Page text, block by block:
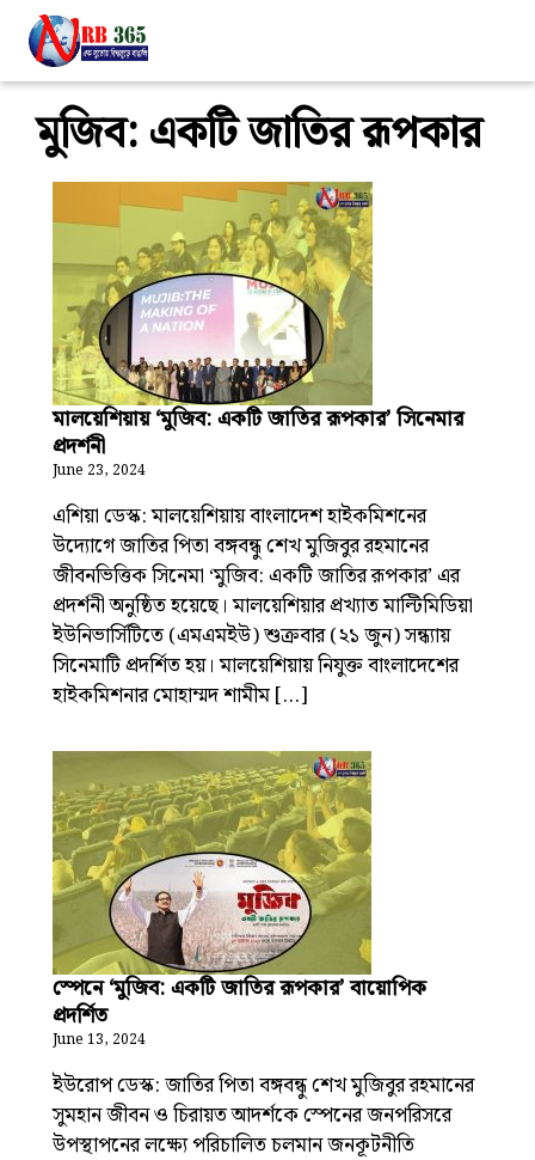
মুজিব: একটি জাতির রূপকার
মালয়েশিয়ায় ‘মুজিব: একটি জাতির রূপকার’ সিনেমার
প্রদর্শনী
June 23, 2024
এশিয়া ডেস্ক: মালয়েশিয়ায় বাংলাদেশ হাইকমিশনের
উদ্যোগে জাতির পিতা বঙ্গবন্ধু শেখ মুজিবুর রহমানের
জীবনভিত্তিক সিনেমা ‘মুজিব: একটি জাতির রূপকার’ এর
প্রদর্শনী অনুষ্ঠিত হয়েছে। মালয়েশিয়ার প্রখ্যাত মাল্টিমিডিয়া
ইউনিভার্সিটিতে (এমএমইউ) শুক্রবার (২১ জুন) সন্ধ্যায়
সিনেমাটি প্রদর্শিত হয়। মালয়েশিয়ায় নিযুক্ত বাংলাদেশের
হাইকমিশনার মোহাম্মদ শামীম […]
স্পেনে ‘মুজিব: একটি জাতির রূপকার’ বায়োপিক
প্রদর্শিত
June 13, 2024
ইউরোপ ডেস্ক: জাতির পিতা বঙ্গবন্ধু শেখ মুজিবুর রহমানের
সুমহান জীবন ও চিরায়ত আদর্শকে স্পেনের জনপরিসরে
উপস্থাপনের লক্ষ্যে পরিচালিত চলমান জনকূটনীতি